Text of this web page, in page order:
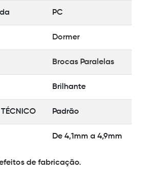
PC
Dormer
Brocas Paralelas
Brilhante
Padrão
De 4,1mm a 4,9mm
de fabricação.